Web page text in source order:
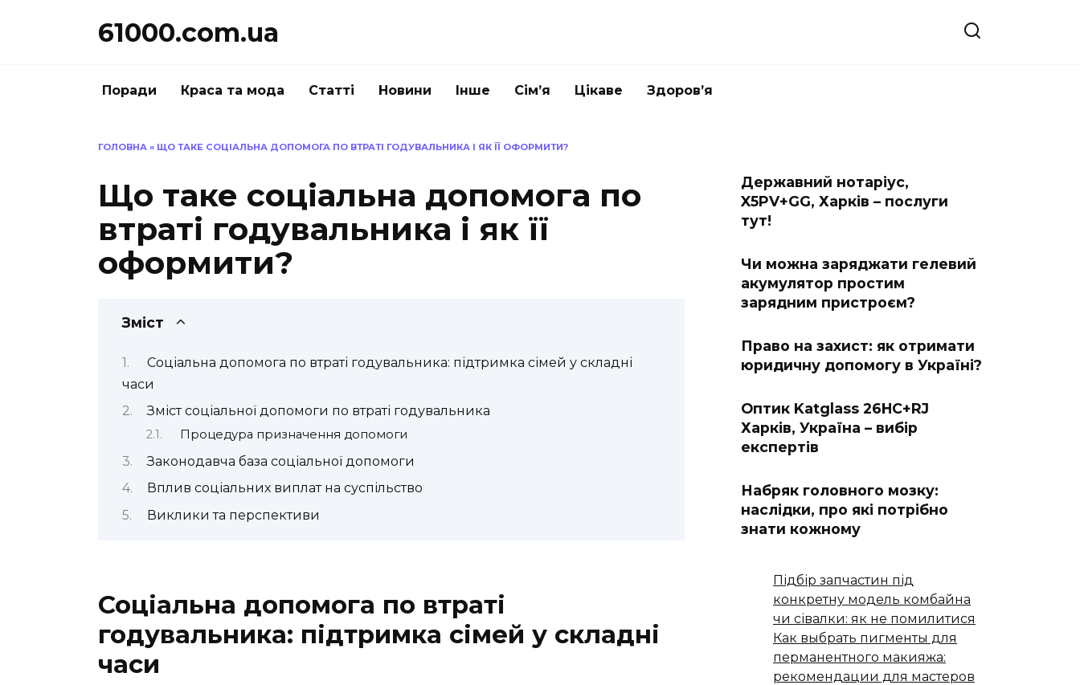
61000.com.ua
Поради Краса та мода Статті Новини Інше Сім’я Цікаве Здоров’я
ГОЛОВНА » ЩО ТАКЕ СОЦІАЛЬНА ДОПОМОГА ПО ВТРАТІ ГОДУВАЛЬНИКА І ЯК ЇЇ ОФОРМИТИ?
Що таке соціальна допомога по
втраті годувальника і як її
оформити?
Зміст
Соціальна допомога по втраті годувальника: підтримка сімей у складні
часи
Зміст соціальної допомоги по втраті годувальника
Процедура призначення допомоги
Законодавча база соціальної допомоги
Вплив соціальних виплат на суспільство
Виклики та перспективи
Соціальна допомога по втраті
годувальника: підтримка сімей у складні
часи
Державний нотаріус,
X5PV+GG, Харків – послуги
тут!
Чи можна заряджати гелевий
акумулятор простим
зарядним пристроєм?
Право на захист: як отримати
юридичну допомогу в Україні?
Оптик Katglass 26HC+RJ
Харків, Україна – вибір
експертів
Набряк головного мозку:
наслідки, про які потрібно
знати кожному
Підбір запчастин під
конкретну модель комбайна
чи сівалки: як не помилитися
Как выбрать пигменты для
перманентного макияжа:
рекомендации для мастеров